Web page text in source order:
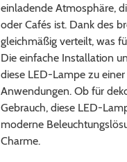
einladende Atmosphäre,
oder Cafés ist. Dank des
gleichmäßig verteilt, was
Die einfache Installation
diese LED-Lampe zu
Anwendungen. Ob für
Gebrauch, diese LED-
moderne
Charme.